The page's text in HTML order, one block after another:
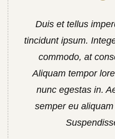
Duis et tellus
tincidunt ipsum.
commodo, at
Aliquam tempor
nunc egestas in.
semper eu